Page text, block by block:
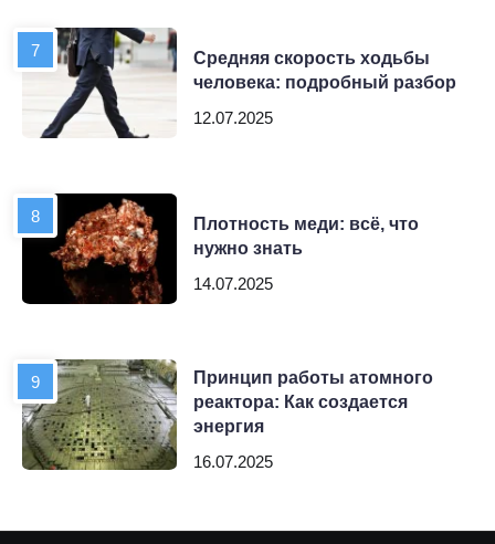
Средняя скорость ходьбы
человека: подробный разбор
12.07.2025
Плотность меди: всё, что
нужно знать
14.07.2025
Принцип работы атомного
реактора: Как создается
энергия
16.07.2025